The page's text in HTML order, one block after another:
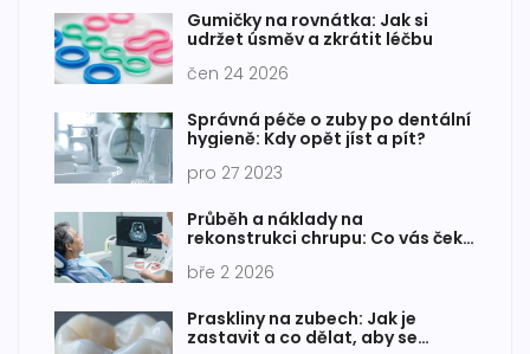
Gumičky na rovnátka: Jak si
udržet úsměv a zkrátit léčbu
čen 24 2026
Správná péče o zuby po dentální
hygieně: Kdy opět jíst a pít?
pro 27 2023
Průběh a náklady na
rekonstrukci chrupu: Co vás čeká
bře 2 2026
Praskliny na zubech: Jak je
zastavit a co dělat, aby se